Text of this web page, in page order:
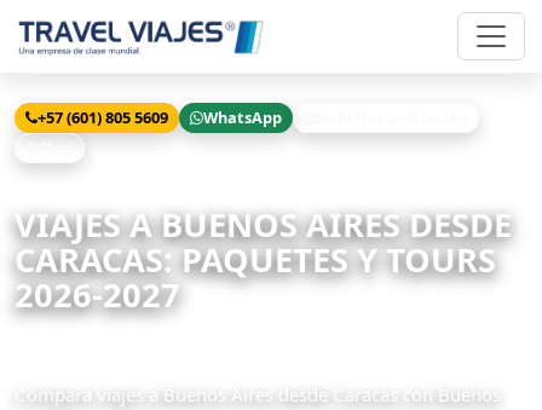
+57 (601) 805 5609 WhatsApp
VIAJES A BUENOS AIRES DESDE
CARACAS: PAQUETES Y TOURS
2026-2027
Compara viajes a Buenos Aires desde Caracas con Buenos